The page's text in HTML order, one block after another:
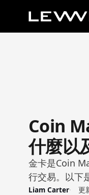
Coin
什麼以
金卡是Coin
行交易。以下
Liam Carter 更